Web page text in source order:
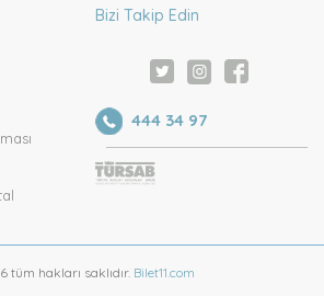
Bizi Takip Edin
444 34 97
tüm hakları saklıdır. Bilet11.com